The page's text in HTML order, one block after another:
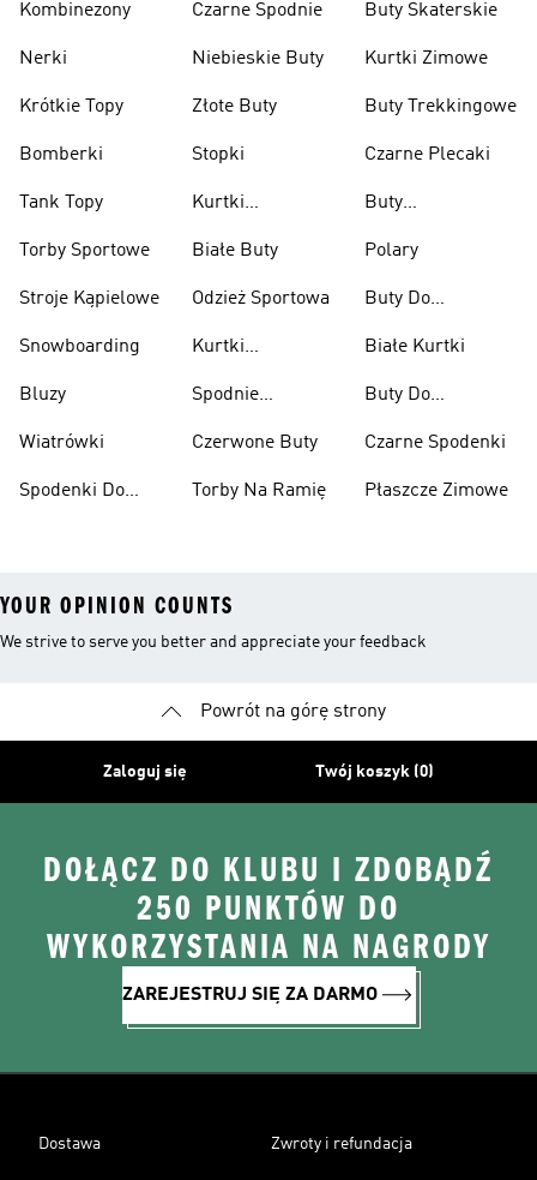
Kombinezony
Nerki
Krótkie Topy
Bomberki
Tank Topy
Torby Sportowe
Stroje Kąpielowe
Snowboarding
Bluzy
Wiatrówki
Spodenki Do
Czarne Spodnie
Niebieskie Buty
Złote Buty
Stopki
Kurtki
Białe Buty
Odzież Sportowa
Kurtki
Spodnie
Czerwone Buty
Torby Na Ramię
Buty Skaterskie
Kurtki Zimowe
Buty Trekkingowe
Czarne Plecaki
Buty
Polary
Buty Do
Ciężarów
Białe Kurtki
Buty Do
Czarne Spodenki
Płaszcze Zimowe
YOUR OPINION COUNTS
We strive to serve you better and appreciate your feedback
Powrót na górę strony
Zaloguj się Twój koszyk (0)
DOŁĄCZ DO KLUBU I ZDOBĄDŹ
250 PUNKTÓW DO
WYKORZYSTANIA NA NAGRODY
ZAREJESTRUJ SIĘ ZA DARMO
Dostawa Zwroty i refundacja